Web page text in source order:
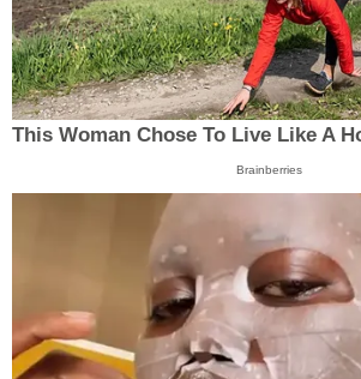
This Woman Chose To Live Like A
Brainberries